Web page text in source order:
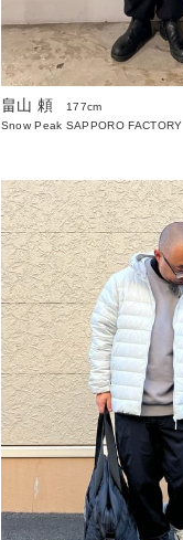
畠山 頼
177cm
Snow Peak SAPPORO FACTORY